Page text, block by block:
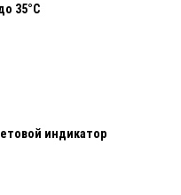
35°C
индикатор